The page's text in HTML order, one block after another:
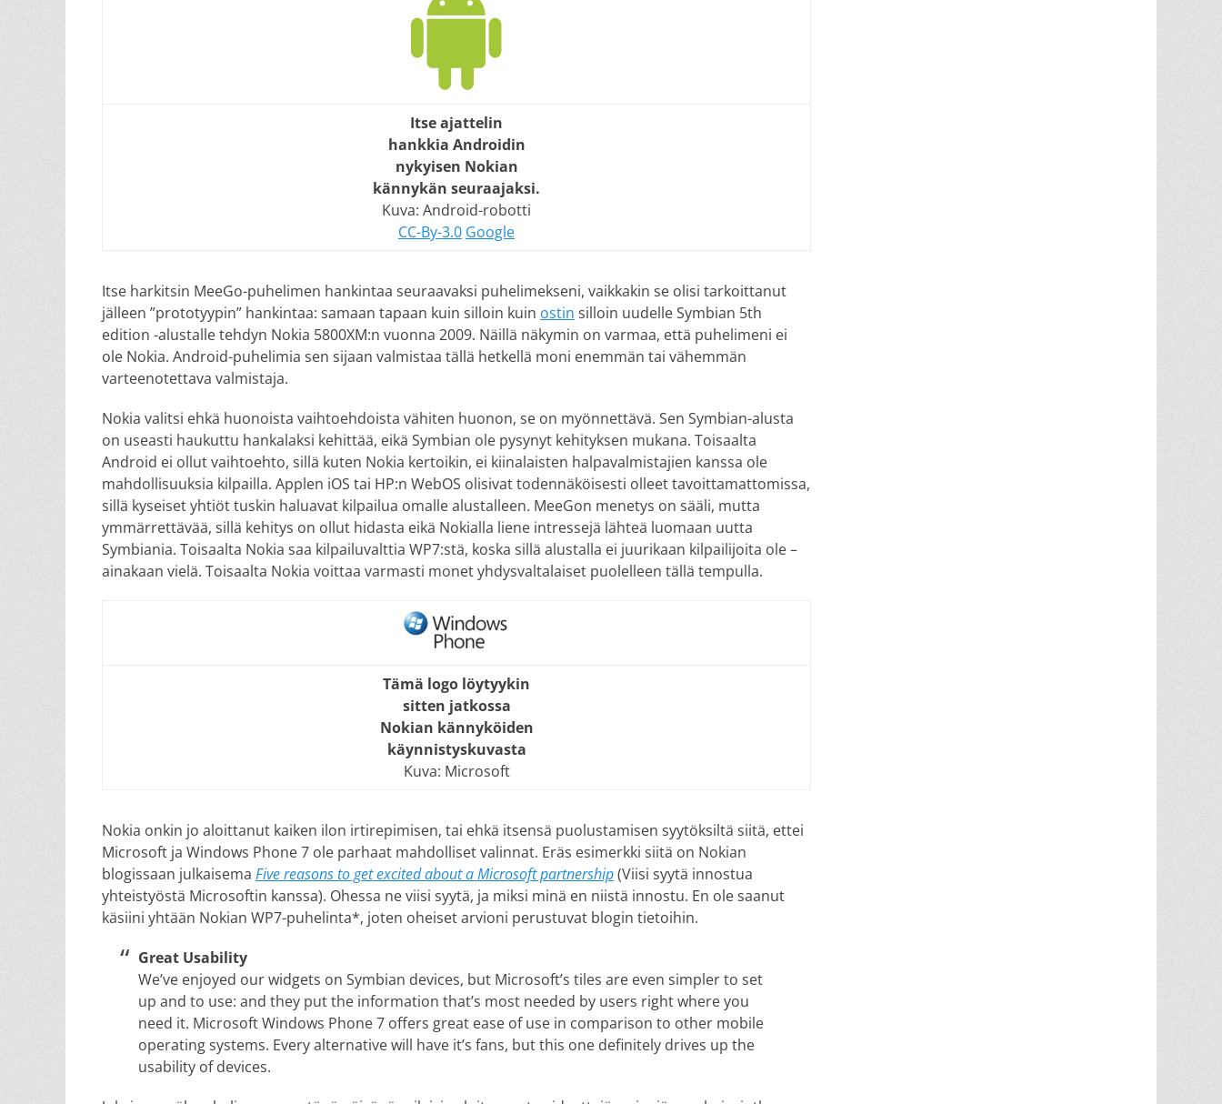
Itse ajattelin
hankkia Androidin
nykyisen Nokian
kännykän seuraajaksi.
Kuva: Android-robotti
CC-By-3.0 Google
Itse harkitsin MeeGo-puhelimen hankintaa seuraavaksi puhelimekseni, vaikkakin se olisi tarkoittanut
jälleen ”prototyypin” hankintaa: samaan tapaan kuin silloin kuin ostin silloin uudelle Symbian 5th
edition -alustalle tehdyn Nokia 5800XM:n vuonna 2009. Näillä näkymin on varmaa, että puhelimeni ei
ole Nokia. Android-puhelimia sen sijaan valmistaa tällä hetkellä moni enemmän tai vähemmän
varteenotettava valmistaja.
Nokia valitsi ehkä huonoista vaihtoehdoista vähiten huonon, se on myönnettävä. Sen Symbian-alusta
on useasti haukuttu hankalaksi kehittää, eikä Symbian ole pysynyt kehityksen mukana. Toisaalta
Android ei ollut vaihtoehto, sillä kuten Nokia kertoikin, ei kiinalaisten halpavalmistajien kanssa ole
mahdollisuuksia kilpailla. Applen iOS tai HP:n WebOS olisivat todennäköisesti olleet tavoittamattomissa,
sillä kyseiset yhtiöt tuskin haluavat kilpailua omalle alustalleen. MeeGon menetys on sääli, mutta
ymmärrettävää, sillä kehitys on ollut hidasta eikä Nokialla liene intressejä lähteä luomaan uutta
Symbiania. Toisaalta Nokia saa kilpailuvalttia WP7:stä, koska sillä alustalla ei juurikaan kilpailijoita ole –
ainakaan vielä. Toisaalta Nokia voittaa varmasti monet yhdysvaltalaiset puolelleen tällä tempulla.
Tämä logo löytyykin
sitten jatkossa
Nokian kännyköiden
käynnistyskuvasta
Kuva: Microsoft
Nokia onkin jo aloittanut kaiken ilon irtirepimisen, tai ehkä itsensä puolustamisen syytöksiltä siitä, ettei
Microsoft ja Windows Phone 7 ole parhaat mahdolliset valinnat. Eräs esimerkki siitä on Nokian
blogissaan julkaisema Five reasons to get excited about a Microsoft partnership(Viisi syytä innostua
yhteistyöstä Microsoftin kanssa). Ohessa ne viisi syytä, ja miksi minä en niistä innostu. En ole saanut
käsiini yhtään Nokian WP7-puhelinta*, joten oheiset arvioni perustuvat blogin tietoihin.
Great Usability
We’ve enjoyed our widgets on Symbian devices, but Microsoft’s tiles are even simpler to set
up and to use: and they put the information that’s most needed by users right where you
need it. Microsoft Windows Phone 7 offers great ease of use in comparison to other mobile
operating systems. Every alternative will have it’s fans, but this one definitely drives up the
usability of devices.